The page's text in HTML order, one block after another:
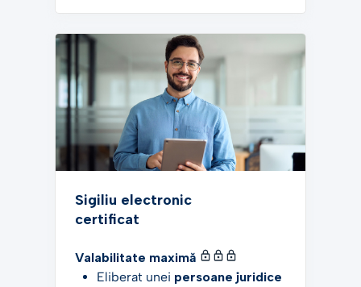
Sigiliu electronic
certificat
Valabilitate maximă
Eliberat unei persoane juridice